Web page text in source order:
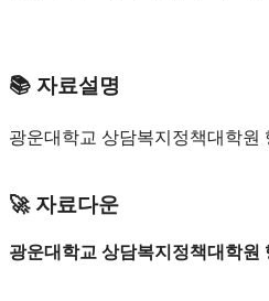
📚 자료설명
광운대학교 상담복지정책대학원
🚀 자료다운
광운대학교 상담복지정책대학